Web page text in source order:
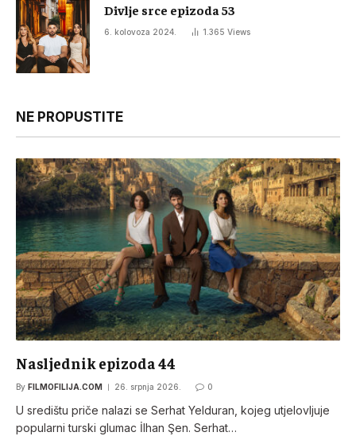
Divlje srce epizoda 53
6. kolovoza 2024. 1.365 Views
NE PROPUSTITE
Nasljednik epizoda 44
By FILMOFILIJA.COM 26. srpnja 2026. 0
U središtu priče nalazi se Serhat Yelduran, kojeg utjelovljuje
popularni turski glumac İlhan Şen. Serhat…